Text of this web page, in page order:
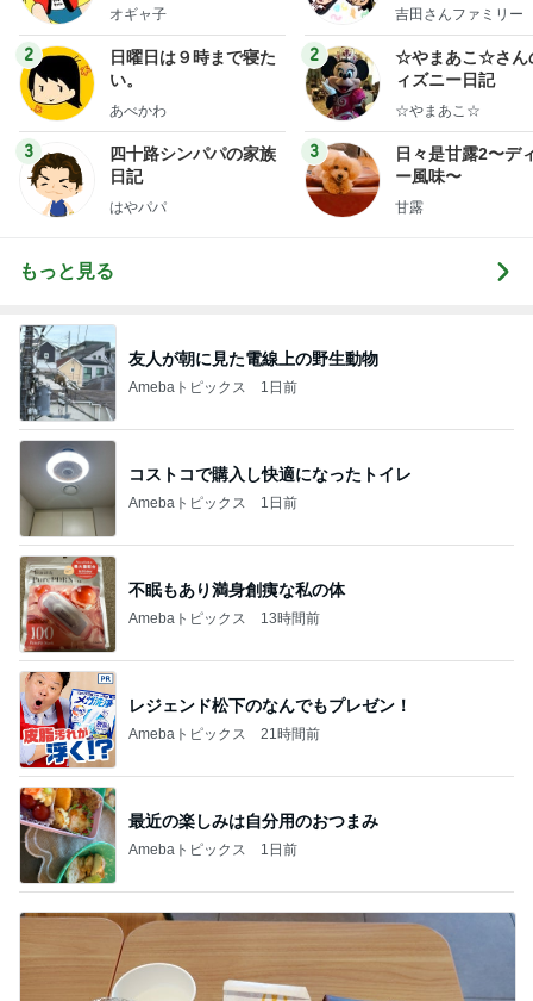
オギャ子
2
日曜日は９時まで寝た
い。
あべかわ
3
四十路シンパパの家族
日記
はやパパ
y Ameba 吉田さ
ログ
吉田さんファミリー
2
☆やまあこ☆さん
ィズニー日記
☆やまあこ☆
3
日々是甘露2〜デ
ー風味〜
甘露
もっと見る
友人が朝に見た電線上の野生動物
Amebaトピックス 1日前
コストコで購入し快適になったトイレ
Amebaトピックス 1日前
不眠もあり満身創痍な私の体
Amebaトピックス 13時間前
レジェンド松下のなんでもプレゼン！
Amebaトピックス 21時間前
最近の楽しみは自分用のおつまみ
Amebaトピックス 1日前